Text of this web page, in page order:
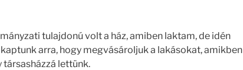
tulajdonú volt a ház, amiben laktam, de idén
arra, hogy megvásároljuk a lakásokat, amikben
társasházzá lettünk.